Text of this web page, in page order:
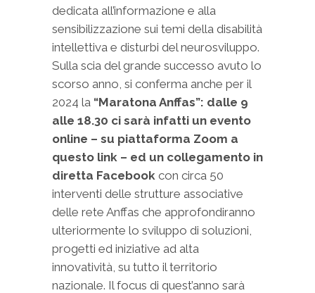
dedicata all’informazione e alla
sensibilizzazione sui temi della disabilità
intellettiva e disturbi del neurosviluppo.
Sulla scia del grande successo avuto lo
scorso anno, si conferma anche per il
2024 la “Maratona Anffas”: dalle 9
alle 18.30 ci sarà infatti un evento
online – su piattaforma Zoom a
questo link – ed un collegamento in
diretta Facebook con circa 50
interventi delle strutture associative
delle rete Anffas che approfondiranno
ulteriormente lo sviluppo di soluzioni,
progetti ed iniziative ad alta
innovatività, su tutto il territorio
nazionale. Il focus di quest’anno sarà